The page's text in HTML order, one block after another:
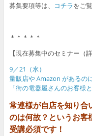
募集要項等は、
コチラをご
＊＊＊＊＊
【現在募集中のセミナー（
9／21（水）
量販店や Amazon があるの
「街の電器屋さんのお客様
常連様が自店を知り合
のは何故？というお客
受講必須です！